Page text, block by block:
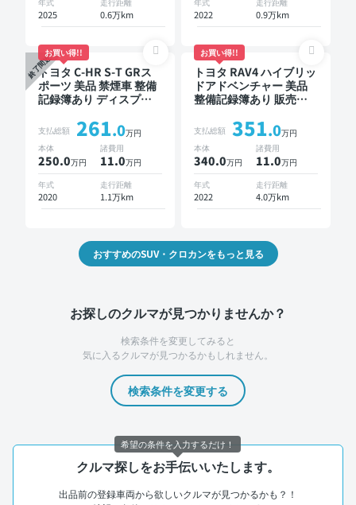
全方位カメラ ドライブ
レコーダー 衝突軽減
2025 0.6万km
ブレコーダー 衝突軽減
2022 0.9万km
終了間近
お買い得!!
トヨタ C-HR S-T GRス
ポーツ 美品 禁煙車 整備
記録簿あり ディスプレ
トあり オートクルーズ
スマートキー ETC バッ
クモニター ドライブレ
コーダー 衝突軽減
支払総額 261.0万円
本体
250.0万円
諸費用
11.0万円
年式
2020
走行距離
1.1万km
お買い得!!
トヨタ RAV4 ハイブリッ
ドアドベンチャー 美品
整備記録簿あり 販売店
インドスポットモニター
デジタルインナーミラー
オートクルーズ スマー
トキー ETC バックモニ
ター ドライブレコーダ
ー 衝突軽減
支払総額 351.0万円
本体
340.0万円
諸費用
11.0万円
年式
2022
走行距離
4.0万km
おすすめのSUV・クロカンをもっと見る
お探しのクルマが見つかりませんか？
検索条件を変更してみると
気に入るクルマが見つかるかもしれません。
検索条件を変更する
クルマ探しをお手伝いいたします。
出品前の登録車両から欲しいクルマが見つかるかも？！
希望の条件を入力するだけ！